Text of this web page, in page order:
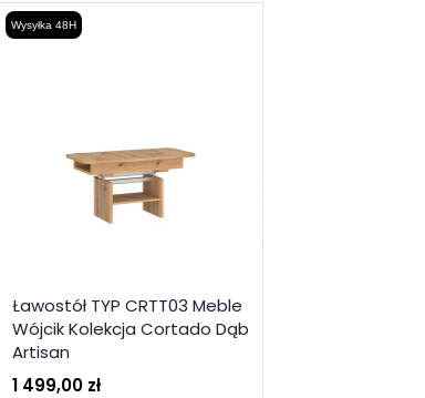
Wysyłka 48H
Ławostół TYP CRTT03 Meble
Wójcik Kolekcja Cortado Dąb
Artisan
1 499,00 zł